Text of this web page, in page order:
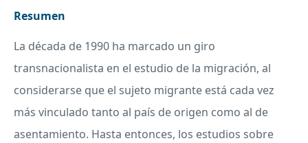
Resumen
La década de 1990 ha marcado un giro
transnacionalista en el estudio de la migración, al
considerarse que el sujeto migrante está cada vez
más vinculado tanto al país de origen como al de
asentamiento. Hasta entonces, los estudios sobre